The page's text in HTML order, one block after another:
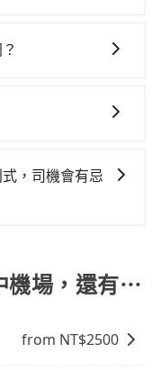
人便漫天喊價或恣
擔140元車資，而且
交通費用。
採現場議價，建議
可先確定您的預
運輸或較貴的計程
可選包車或計程
利性：需要便利性
照用車時間來計
區觀光、商務差旅
里程和目的地來計
以讓您更加深入地
車還可以省去您自
，司機會有忌
等作業，建議在訂
配合，以避免後
司機是否接受。」
機場，還有⋯
from NT$2500